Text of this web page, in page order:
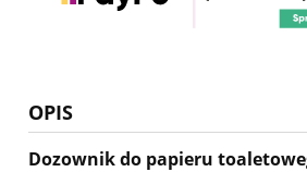
OPIS
Dozownik do papieru